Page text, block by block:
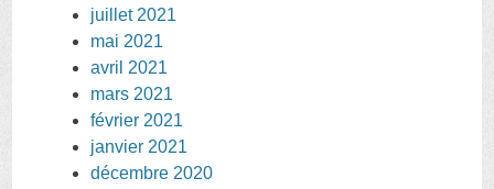
juillet 2021
mai 2021
avril 2021
mars 2021
février 2021
janvier 2021
décembre 2020